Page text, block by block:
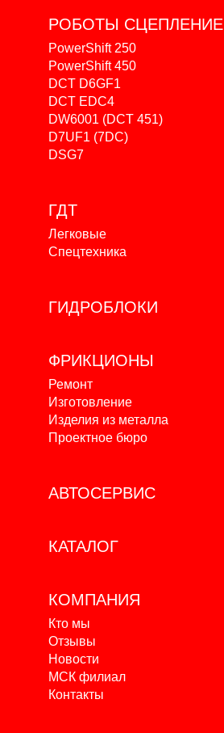
РОБОТЫ СЦЕПЛЕНИЕ
PowerShift 250
PowerShift 450
DCT D6GF1
DCT EDC4
DW6001 (DCT 451)
D7UF1 (7DC)
DSG7
ГДТ
Легковые
Спецтехника
ГИДРОБЛОКИ
ФРИКЦИОНЫ
Ремонт
Изготовление
Изделия из металла
Проектное бюро
АВТОСЕРВИС
КАТАЛОГ
КОМПАНИЯ
Кто мы
Отзывы
Новости
МСК филиал
Контакты